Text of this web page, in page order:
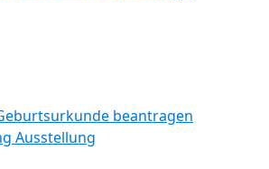
beantragen
Ausstellung